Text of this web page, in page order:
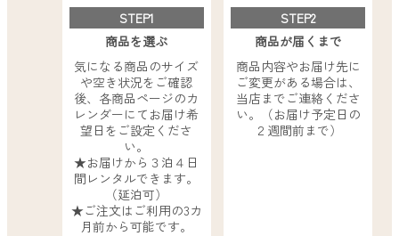
STEP1
商品を選ぶ
気になる商品のサイズ
や空き状況をご確認
後、各商品ページのカ
レンダーにてお届け希
望日をご設定くださ
い。
★お届けから３泊４日
間レンタルできます。
（延泊可）
★ご注文はご利用の3カ
月前から可能です。
STEP2
商品が届くまで
商品内容やお届け先に
ご変更がある場合は、
当店までご連絡くださ
い。（お届け予定日の
２週間前まで）